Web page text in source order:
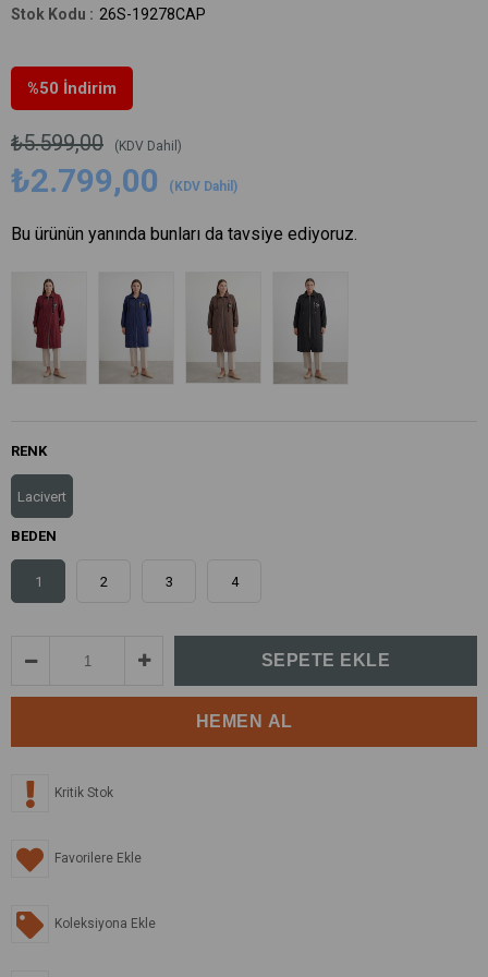
26S-19278CAP
%50 İndirim
₺5.599,00 (KDV Dahil)
₺2.799,00 (KDV Dahil)
Bu ürünün yanında bunları da tavsiye ediyoruz.
RENK
Lacivert
BEDEN
1 2 3 4
Kritik Stok
Favorilere Ekle
Koleksiyona Ekle